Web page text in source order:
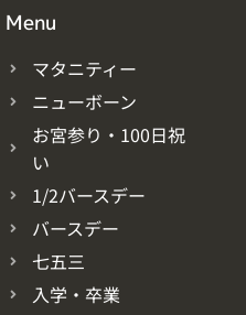
Menu
マタニティー
ニューボーン
お宮参り・100日祝
い
1/2バースデー
バースデー
七五三
入学・卒業